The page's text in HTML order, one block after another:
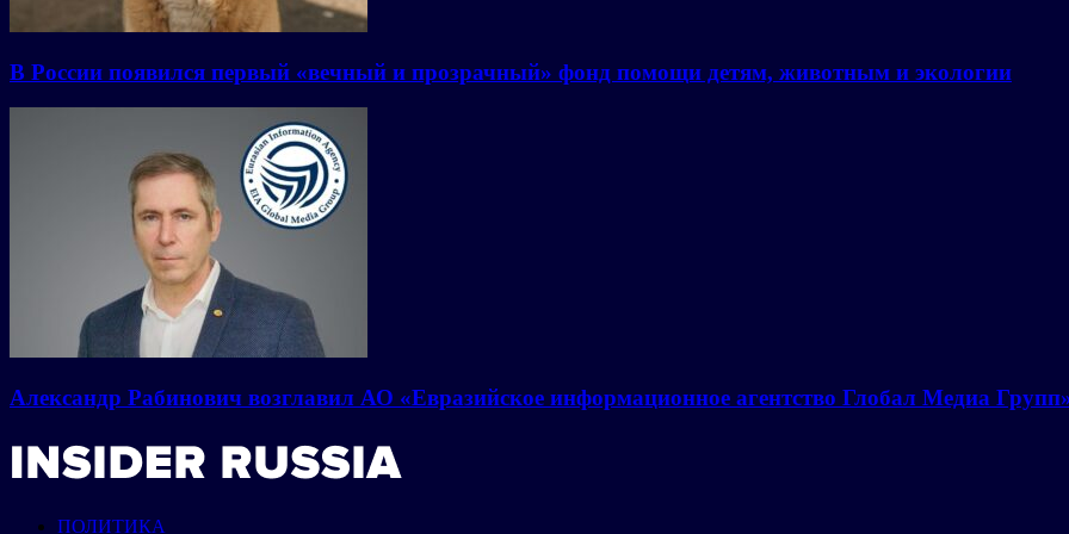
В России появился первый «вечный и прозрачный» фонд помощи детям, животным и экологии
Александр Рабинович возглавил АО «Евразийское информационное агентство Глобал Медиа
ПОЛИТИКА